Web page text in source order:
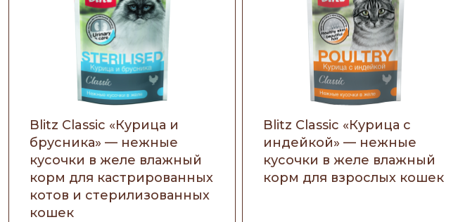
Blitz Classic «Курица и
брусника» — нежные
кусочки в желе влажный
корм для кастрированных
котов и стерилизованных
кошек
Blitz Classic «Курица с
индейкой» — нежные
кусочки в желе влажный
корм для взрослых кошек